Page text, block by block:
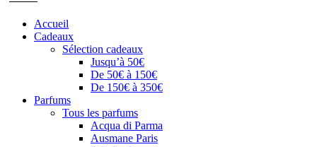
Accueil
Cadeaux
Sélection cadeaux
Jusqu’à 50€
De 50€ à 150€
De 150€ à 350€
Parfums
Tous les parfums
Acqua di Parma
Ausmane Paris